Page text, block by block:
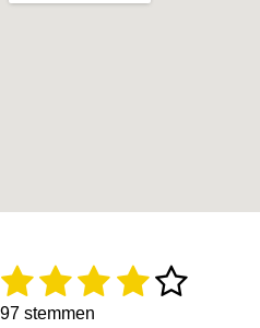
R
a
t
1
s
2
s
3
s
4 5
S
97 stemmen